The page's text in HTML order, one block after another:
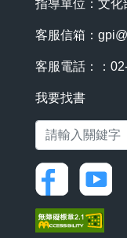
指導單位：文化
客服信箱：
客服電話：：
我要找書